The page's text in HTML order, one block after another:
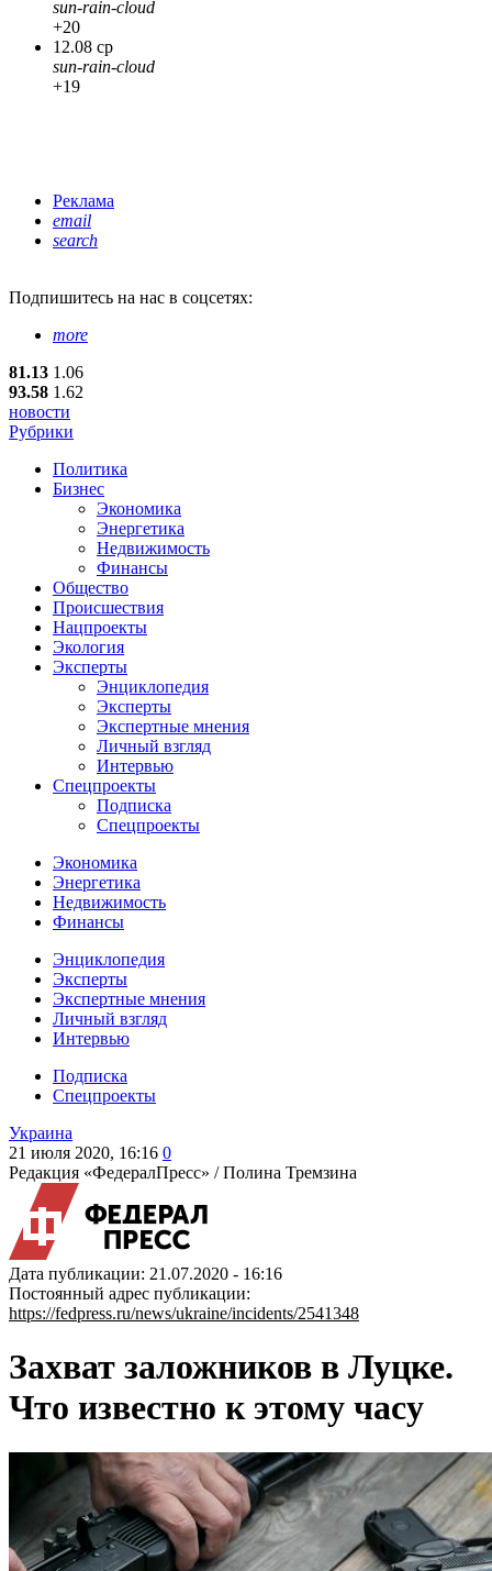
sun-rain-cloud
+20
12.08 ср
sun-rain-cloud
+19
Реклама
email
search
Подпишитесь на нас в соцсетях:
more
81.13 1.06
93.58 1.62
новости
Рубрики
Политика
Бизнес
Экономика
Энергетика
Недвижимость
Финансы
Общество
Происшествия
Нацпроекты
Экология
Эксперты
Энциклопедия
Эксперты
Экспертные мнения
Личный взгляд
Интервью
Спецпроекты
Подписка
Спецпроекты
Экономика
Энергетика
Недвижимость
Финансы
Энциклопедия
Эксперты
Экспертные мнения
Личный взгляд
Интервью
Подписка
Спецпроекты
Украина
21 июля 2020, 16:16 0
Редакция «ФедералПресс» /Полина Тремзина
Дата публикации: 21.07.2020 - 16:16
Постоянный адрес публикации:
https://fedpress.ru/news/ukraine/incidents/2541348
Захват заложников в Луцке.
Что известно к этому часу